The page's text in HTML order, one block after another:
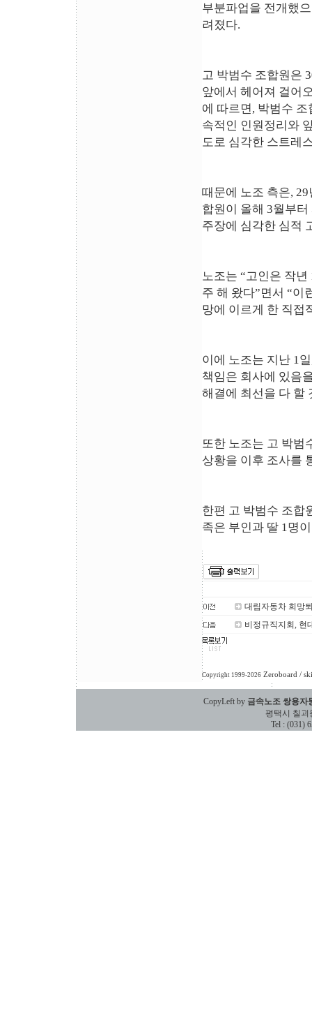
부분파업을 전개했
려졌다.
고 박범수 조합원은
앞에서 헤어져 걸어
에 따르면, 박범수
속적인 인원정리와
도로 심각한 스트레
때문에 노조 측은,
합원이 올해 3월부
주장에 심각한 심적
노조는 “고인은 작
주 해 왔다”면서 “이
망에 이르게 한 직접
이에 노조는 지난 1
책임은 회사에 있음
해결에 최선을 다 할
또한 노조는 고 박범
상황을 이후 조사를
한편 고 박범수 조합
족은 부인과 딸 1명
대림자동차 희망
비정규직지회, 현
Copyright 1999-2026 Zeroboard /
CopyLeft by 금속노조 쌍용자
평택시 칠괴동
Tel : (031)